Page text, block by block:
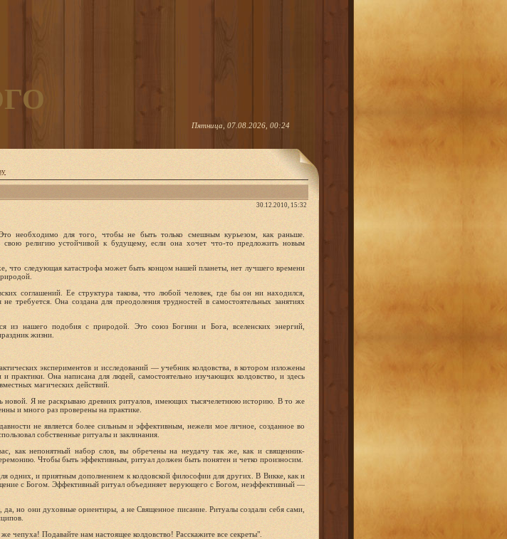
Пятница, 07.08.2026, 00:24
30.12.2010, 15:32
необходимо для того, чтобы не быть только смешным курьезом, как раньше.
свою религию устойчивой к будущему, если она хочет что-то предложить новым
что следу­ющая катастрофа может быть концом нашей планеты, нет лучшего времени
соглаше­ний. Ее структура такова, что любой человек, где бы он ни находился,
требуется. Она создана для преодоления трудностей в самостоятельных занятиях
из нашего подобия с природой. Это союз Богини и Бога, вселен­ских энергий,
жизни.
экспериментов и исследований — учебник колдовства, в котором изложены
практики. Она написана для людей, самостоя­тельно изучающих колдовство, и здесь
магических дей­ствий.
новой. Я не раскрываю древних ритуалов, имеющих тысячелетнюю историю. В то же
и много раз проверены на практике.
не является более сильным и эффективным, нежели мое личное, созданное во
собственные ритуалы и заклинания.
как непо­нятный набор слов, вы обречены на неудачу так же, как и священник-
Чтобы быть эффективным, ритуал должен быть понятен и четко произносим.
одних, и приятным дополнением к колдовской философии для других. В Викке, как и
с Богом. Эффективный ритуал объединя­ет верующего с Богом, неэффективный —
да, но они духовные ориентиры, а не Священное писание. Ритуа­лы создали себя сами,
чепуха! Подавайте нам настоящее колдовство! Расскажите все секреты".